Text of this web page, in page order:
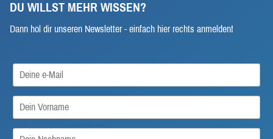
DU WILLST MEHR WISSEN?
Dann hol dir unseren Newsletter - einfach hier rechts anmelden!